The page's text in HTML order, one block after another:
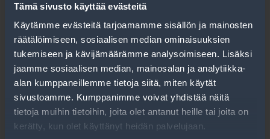
Tämä sivusto käyttää evästeitä
Käytämme evästeitä tarjoamamme sisällön ja mainosten
räätälöimiseen, sosiaalisen median ominaisuuksien
tukemiseen ja kävijämäärämme analysoimiseen. Lisäksi
jaamme sosiaalisen median, mainosalan ja analytiikka-
alan kumppaneillemme tietoja siitä, miten käytät
sivustoamme. Kumppanimme voivat yhdistää näitä
tietoja muihin tietoihin, joita olet antanut heille tai joita on
kerätty, kun olet käyttänyt heidän palvelujaan.
Soviterengas 75,1-70,7
Lue lisää